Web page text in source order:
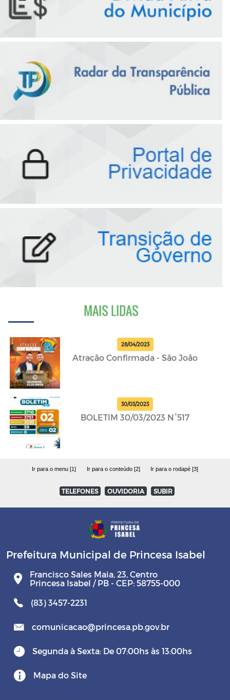
MAIS LIDAS
28/04/2023
Atração Confirmada - São João
30/03/2023
BOLETIM 30/03/2023 N°517
Ir para o menu [1] Ir para o conteúdo [2] Ir para o rodapé [3]
TELEFONES OUVIDORIA SUBIR
Prefeitura Municipal de Princesa Isabel
Francisco Sales Maia, 23, Centro
Princesa Isabel / PB - CEP: 58755-000
(83) 3457-2231
comunicacao@princesa.pb.gov.br
Segunda à Sexta: De 07:00hs às 13:00hs
Mapa do Site